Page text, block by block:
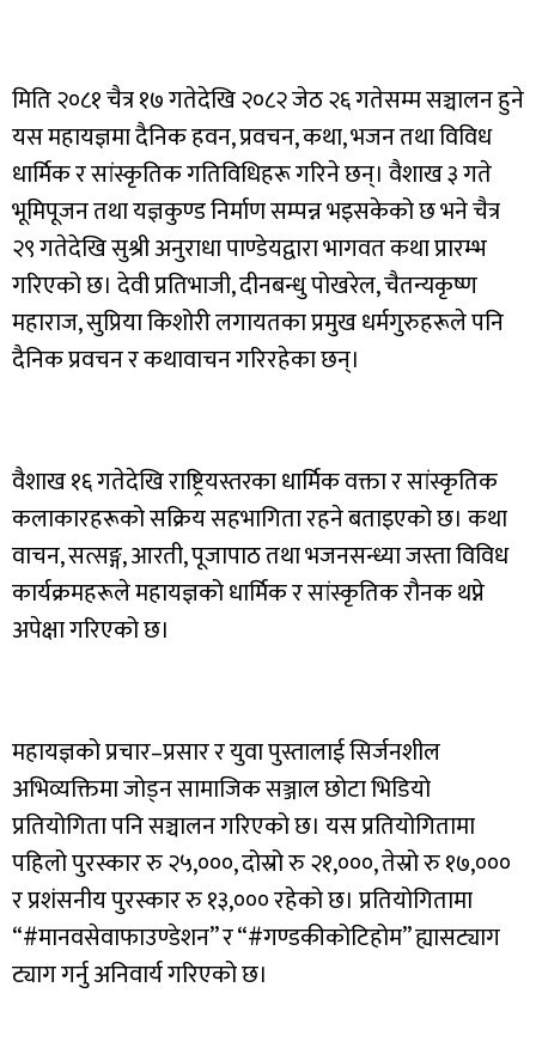
मिति २०८१ चैत्र १७ गतेदेखि २०८२ जेठ २६ गतेसम्म सञ्चालन हुने
यस महायज्ञमा दैनिक हवन, प्रवचन, कथा, भजन तथा विविध
धार्मिक र सांस्कृतिक गतिविधिहरू गरिने छन्। वैशाख ३ गते
भूमिपूजन तथा यज्ञकुण्ड निर्माण सम्पन्न भइसकेको छ भने चैत्र
२९ गतेदेखि सुश्री अनुराधा पाण्डेयद्वारा भागवत कथा प्रारम्भ
गरिएको छ। देवी प्रतिभाजी, दीनबन्धु पोखरेल, चैतन्यकृष्ण
महाराज, सुप्रिया किशोरी लगायतका प्रमुख धर्मगुरुहरूले पनि
दैनिक प्रवचन र कथावाचन गरिरहेका छन्।
वैशाख १६ गतेदेखि राष्ट्रियस्तरका धार्मिक वक्ता र सांस्कृतिक
कलाकारहरूको सक्रिय सहभागिता रहने बताइएको छ। कथा
वाचन, सत्सङ्ग, आरती, पूजापाठ तथा भजनसन्ध्या जस्ता विविध
कार्यक्रमहरूले महायज्ञको धार्मिक र सांस्कृतिक रौनक थप्ने
अपेक्षा गरिएको छ।
महायज्ञको प्रचार–प्रसार र युवा पुस्तालाई सिर्जनशील
अभिव्यक्तिमा जोड्न सामाजिक सञ्जाल छोटा भिडियो
प्रतियोगिता पनि सञ्चालन गरिएको छ। यस प्रतियोगितामा
पहिलो पुरस्कार रु २५,०००, दोस्रो रु २१,०००, तेस्रो रु १७,०००
र प्रशंसनीय पुरस्कार रु १३,००० रहेको छ। प्रतियोगितामा
“#मानवसेवाफाउण्डेशन” र “#गण्डकीकोटिहोम” ह्यासट्याग
ट्याग गर्नु अनिवार्य गरिएको छ।